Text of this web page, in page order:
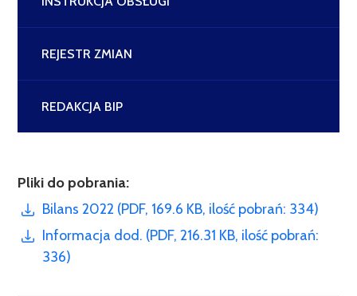
REJESTR ZMIAN
REDAKCJA BIP
Pliki do pobrania:
Bilans 2022 (PDF, 169.6 KB, ilość pobrań: 334)
Informacja dod. (PDF, 216.31 KB, ilość pobrań:
336)